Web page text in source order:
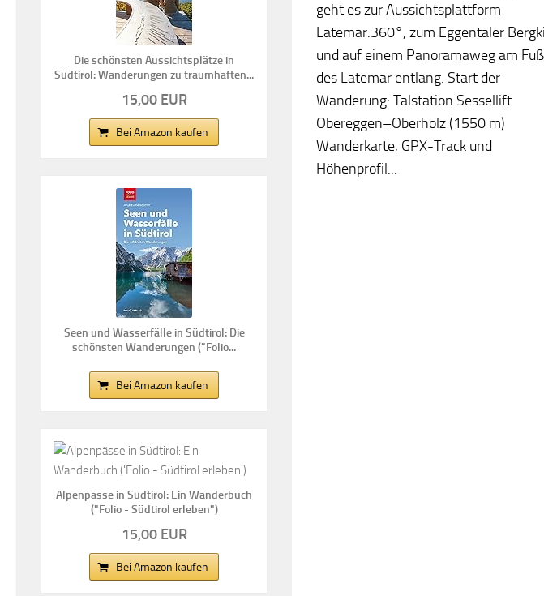
geht es zur Aussichtsplattform
Latemar.360°, zum Eggentaler
und auf einem Panoramaweg am
des Latemar entlang. Start der
Wanderung: Talstation Sessellift
Obereggen–Oberholz (1550 m)
Wanderkarte, GPX-Track und
Höhenprofil...
Die schönsten Aussichtsplätze in
Südtirol: Wanderungen zu traumhaften...
15,00 EUR
Bei Amazon kaufen
Seen und Wasserfälle in Südtirol: Die
schönsten Wanderungen ("Folio...
Bei Amazon kaufen
Alpenpässe in Südtirol: Ein Wanderbuch
("Folio - Südtirol erleben")
15,00 EUR
Bei Amazon kaufen